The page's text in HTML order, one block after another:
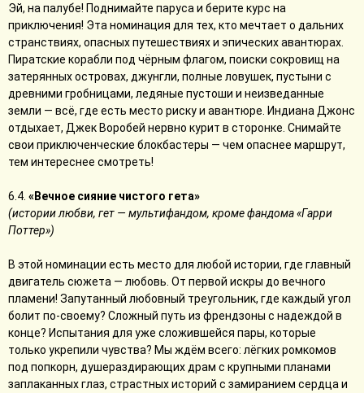
Эй, на палубе! Поднимайте паруса и берите курс на
приключения! Эта номинация для тех, кто мечтает о дальних
странствиях, опасных путешествиях и эпических авантюрах.
Пиратские корабли под чёрным флагом, поиски сокровищ на
затерянных островах, джунгли, полные ловушек, пустыни с
древними гробницами, ледяные пустоши и неизведанные
земли — всё, где есть место риску и авантюре. Индиана Джонс
отдыхает, Джек Воробей нервно курит в сторонке. Снимайте
свои приключенческие блокбастеры — чем опаснее маршрут,
тем интереснее смотреть!
6.4. «Вечное сияние чистого гета»
(истории любви, гет — мультифандом, кроме фандома «Гарри
Поттер»)
В этой номинации есть место для любой истории, где главный
двигатель сюжета — любовь. От первой искры до вечного
пламени! Запутанный любовный треугольник, где каждый угол
болит по-своему? Сложный путь из френдзоны с надеждой в
конце? Испытания для уже сложившейся пары, которые
только укрепили чувства? Мы ждём всего: лёгких ромкомов
под попкорн, душераздирающих драм с крупными планами
заплаканных глаз, страстных историй с замиранием сердца и